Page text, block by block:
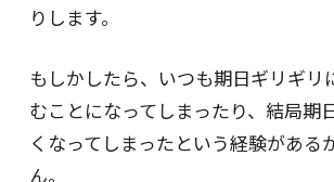
りします。
もしかしたら、いつも期日ギリギリ
むことになってしまったり、結局期
くなってしまったという経験がある
ん。